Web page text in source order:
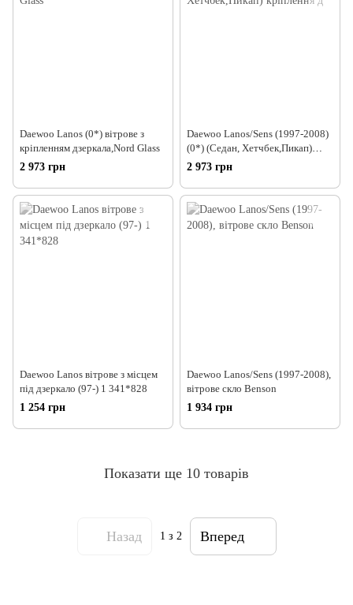
Daewoo Lanos (0*) вітрове з
кріпленням дзеркала,Nord Glass
2 973 грн
Daewoo Lanos/Sens (1997-2008)
(0*) (Седан, Хетчбек,Пикап)
кріплення д
2 973 грн
Daewoo Lanos вітрове з місцем
під дзеркало (97-) 1 341*828
1 254 грн
Daewoo Lanos/Sens (1997-2008),
вітрове скло Benson
1 934 грн
Показати ще 10 товарів
Назад 1 з 2 Вперед